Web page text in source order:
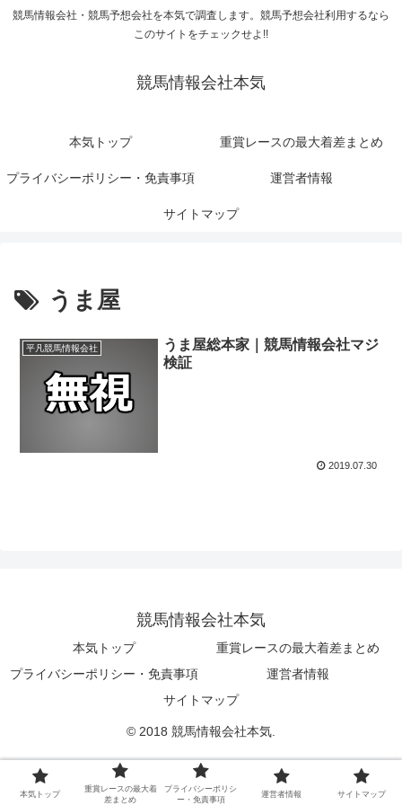
競馬情報会社・競馬予想会社を本気で調査します。競馬予想会社利用するなら
このサイトをチェックせよ!!
競馬情報会社本気
本気トップ 重賞レースの最大着差まとめ
プライバシーポリシー・免責事項 運営者情報
サイトマップ
うま屋
平凡競馬情報会社
うま屋総本家｜競馬情報会社マジ
検証
2019.07.30
競馬情報会社本気
本気トップ
重賞レースの最大着差まとめ
プライバシーポリシー・免責事項
運営者情報
サイトマップ
© 2018 競馬情報会社本気.
本気トップ
重賞レースの最大着
差まとめ
プライバシーポリシ
ー・免責事項
運営者情報 サイトマップ